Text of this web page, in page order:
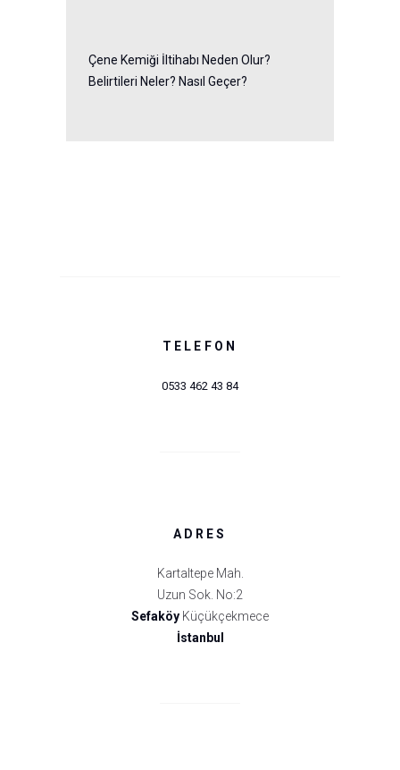
Çene Kemiği İltihabı Neden Olur?
Belirtileri Neler? Nasıl Geçer?
TELEFON
0533 462 43 84
ADRES
Kartaltepe Mah.
Uzun Sok. No:2
Sefaköy Küçükçekmece
İstanbul